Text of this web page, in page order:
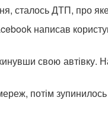
сталось ДТП, про
написав
свою
потім